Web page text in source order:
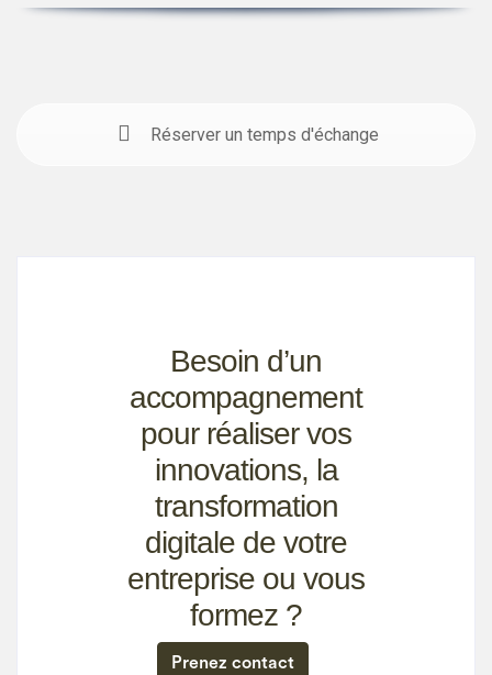
Réserver un temps d'échange
Besoin d’un
accompagnement
pour réaliser vos
innovations, la
transformation
digitale de votre
entreprise ou vous
formez ?
Prenez contact